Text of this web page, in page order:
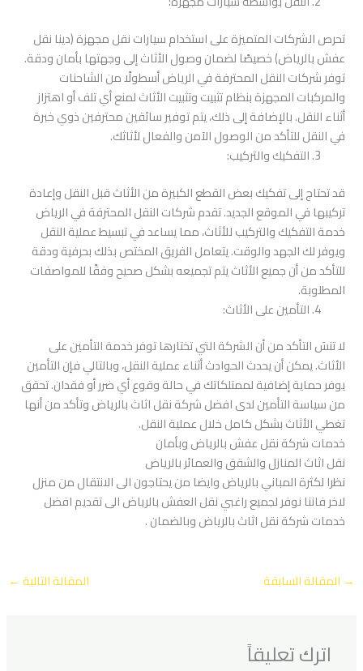
تحرص الشركات المتميزة على استخدام سيارات نقل مجهزة (دينا نقل
عفش بالرياض) خصيصًا لضمان وصول الأثاث إلى وجهتها بأمان ودقة.
توفر شركات النقل المحترفة في الرياض أسطولًا من الشاحنات
والمركبات المجهزة بنظام تثبيت وتثبيت الأثاث لمنع أي تلف أو اهتزاز
أثناء النقل. بالإضافة إلى ذلك، يتم توفير سائقين محترفين ذوي خبرة
في النقل للتأكد من الوصول الآمن والفعال لأثاثك.
التفكيك والتركيب:
قد تحتاج إلى تفكيك بعض القطع الكبيرة من الأثاث قبل النقل وإعادة
تركيبها في الموقع الجديد. تقدم شركات النقل المحترفة في الرياض
خدمة التفكيك والتركيب للأثاث، مما يساعد في تبسيط عملية النقل
ويوفر لك الجهد والوقت. يتعامل الفريق المختص بذلك بحرفية ودقة
للتأكد من أن جميع الأثاث يتم تجميعه بشكل صحيح وفقًا للمواصفات
المطلوبة.
التأمين على الأثاث:
لا تنسَ التأكد من أن الشركة التي تختارها توفر خدمة التأمين على
الأثاث. يمكن أن يحدث الحوادث أثناء عملية النقل، وبالتالي فإن التأمين
يوفر حماية إضافية لممتلكاتك في حالة وقوع أي ضرر أو فقدان. تحقق
من سياسة التأمين لدى افضل شركة نقل اثاث بالرياض وتأكد من أنها
تغطي الأثاث بشكل كامل خلال عملية النقل.
خدمات شركة نقل عفش بالرياض وبأمان
نقل اثاث المنازل والشقق والعمائر بالرياض
نظرا لكثرة المباني بالرياض وايضا من يحتاجون الى الانتقال من منزل
لاخر فاننا نوفر لجميع راغبي نقل العفش بالرياض الى تقديم افضل
خدمات شركة نقل اثاث بالرياض وبالضمان .
→ المقالة السابقة المقالة التالية ←
اترك تعليقاً